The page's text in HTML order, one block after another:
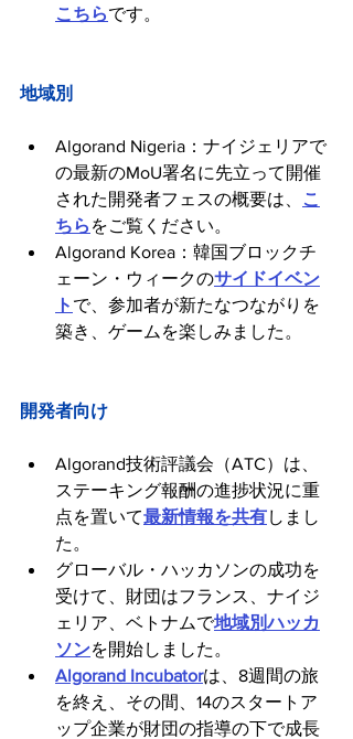
こちらです。
地域別
Algorand Nigeria：ナイジェリアで
の最新のMoU署名に先立って開催
された開発者フェスの概要は、
こ
ちら をご覧ください。
Algorand Korea：韓国ブロックチ
ェーン・ウィークのサイドイベン
ト で、参加者が新たなつながりを
築き、ゲームを楽しみました。
開発者向け
Algorand技術評議会（ATC）は、
ステーキング報酬の進捗状況に重
点を置いて最新情報を共有しまし
た。
グローバル・ハッカソンの成功を
受けて、財団はフランス、ナイジ
ェリア、ベトナムで地域別ハッカ
ソンを開始しました。
Algorand Incubatorは、8週間の旅
を終え、その間、14のスタートア
ップ企業が財団の指導の下で成長